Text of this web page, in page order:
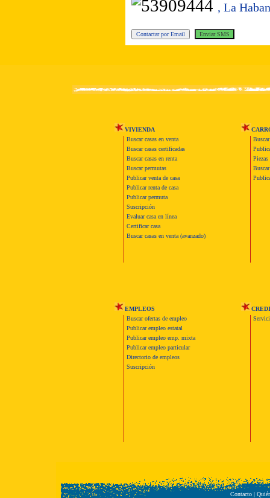
, La
VIVIENDA
Buscar casas en venta
Buscar casas certificadas
Buscar casas en renta
Buscar permutas
Publicar venta de casa
Publicar renta de casa
Publicar permuta
Suscripción
Evaluar casa en línea
Certificar casa
Buscar casas en venta (avanzado)
Piezas
EMPLEOS
Buscar ofertas de empleo
Publicar empleo estatal
Publicar empleo emp. mixta
Publicar empleo particular
Directorio de empleos
Suscripción
Contacto|